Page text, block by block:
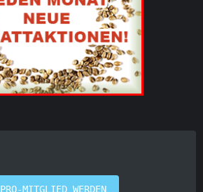
PRO-MITGLIED WERDEN